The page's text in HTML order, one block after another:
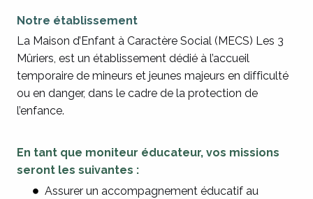
Notre établissement
La Maison d’Enfant à Caractère Social (MECS) Les 3
Mûriers, est un établissement dédié à l’accueil
temporaire de mineurs et jeunes majeurs en difficulté
ou en danger, dans le cadre de la protection de
l’enfance.
En tant que moniteur éducateur, vos missions
seront les suivantes :
Assurer un accompagnement éducatif au